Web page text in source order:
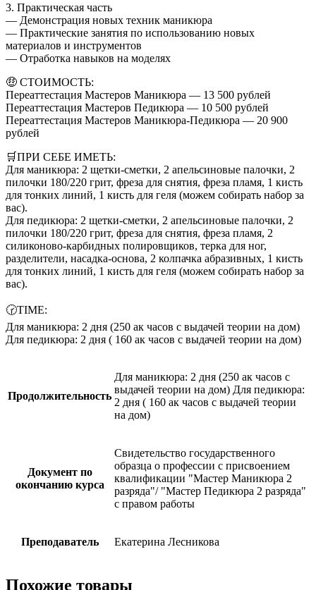
3. Практическая часть
— Демонстрация новых техник маникюра
— Практические занятия по использованию новых
материалов и инструментов
— Отработка навыков на моделях
🤑 СТОИМОСТЬ:
Переаттестация Мастеров Маникюра — 13 500 рублей
Переаттестация Мастеров Педикюра — 10 500 рублей
Переаттестация Мастеров Маникюра-Педикюра — 20 900
рублей
🛒ПРИ СЕБЕ ИМЕТЬ:
Для маникюра: 2 щетки-сметки, 2 апельсиновые палочки, 2
пилочки 180/220 грит, фреза для снятия, фреза пламя, 1 кисть
для тонких линий, 1 кисть для геля (можем собирать набор за
вас).
Для педикюра: 2 щетки-сметки, 2 апельсиновые палочки, 2
пилочки 180/220 грит, фреза для снятия, фреза пламя, 2
силиконово-карбидных полировщиков, терка для ног,
разделители, насадка-основа, 2 колпачка абразивных, 1 кисть
для тонких линий, 1 кисть для геля (можем собирать набор за
вас).
🕝TIME:
Для маникюра: 2 дня (250 ак часов с выдачей теории на дом)
Для педикюра: 2 дня ( 160 ак часов с выдачей теории на дом)
Продолжительность
Для маникюра: 2 дня (250 ак часов с
выдачей теории на дом) Для педикюра:
2 дня ( 160 ак часов с выдачей теории
на дом)
Документ по
окончанию курса
Свидетельство государственного
образца о профессии с присвоением
квалификации "Мастер Маникюра 2
разряда"/ "Мастер Педикюра 2 разряда"
с правом работы
Преподаватель Екатерина Лесникова
Похожие товары